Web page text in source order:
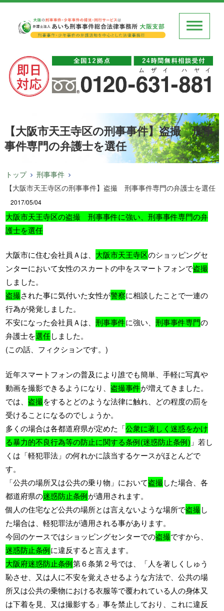
【大阪市天王寺区の刑事事件】盗撮 刑事
事件専門の弁護士を選任
トップ
刑事事件
【大阪市天王寺区の刑事事件】盗撮 刑事事件専門の弁護士を選任
2017/05/04
大阪市天王寺区の盗撮 刑事事件に強い、刑事事件専門の弁
護士を選任
大阪市に住む会社員Ａは、 大阪市天王寺区のショッピングセ
ンターにおいて女性のスカートの中をスマートフォンで盗撮
しました。
盗撮された事に気付いた女性が警察に相談したことで一連の
行為が発覚しました。
不安になった会社員Ａは、刑事事件に強い、刑事事件専門の
弁護士を選任しました。
(この話、フィクションです。)
近年スマートフォンの普及により誰でも簡単、手軽に写真や
動画を撮影できるようになり、盗撮事件が増えてきました。
では、盗撮をするとどのような法律に触れ、どの程度の罰を
受けることになるのでしょうか。
多くの場合は各都道府県が定めた「公衆に著しく迷惑をかけ
る暴力的不良行為等の防止に関する条例(迷惑防止条例) 」若し
くは「軽犯罪法」の何れかに該当するケースがほとんどで
す。
「公共の場所又は公共の乗り物」において盗撮した場合、各
都道府県の迷惑防止条例が適用されます。
個人の住宅など公共の場所とは言えないような場所で盗撮し
た場合は、軽犯罪法が適用される事があります。
今回のケースではショッピングセンターでの盗撮ですから、
迷惑防止条例に違反すると言えます。
大阪府迷惑防止条例第６条第２号では、「人を著しくしゅう
恥させ、又は人に不安を覚えさせるような方法で、公共の場
所又は公共の乗物における衣服等で覆われている人の身体又
は下着を見、又は撮影する」事を禁止しており、これに違反